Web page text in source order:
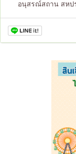
อนุสรณ์สถาน สหป